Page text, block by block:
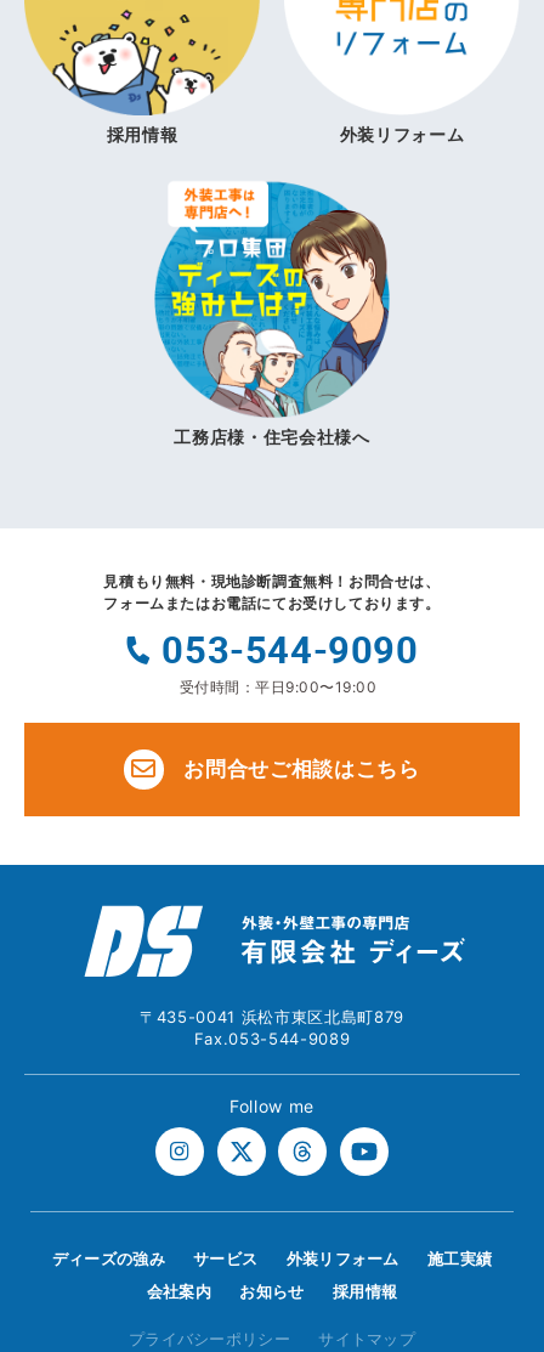
採用情報 外装リフォーム
工務店様・住宅会社様へ
見積もり無料・現地診断調査無料！ お問合せは、
フォームまたはお電話にてお受けしております。
053-544-9090
受付時間：平日9:00〜19:00
お問合せご相談はこちら
〒435-0041 浜松市東区北島町879
Fax.053-544-9089
Follow me
ディーズの強み サービス 外装リフォーム
施工実績
会社案内
お知らせ 採用情報
プライバシーポリシー サイトマップ